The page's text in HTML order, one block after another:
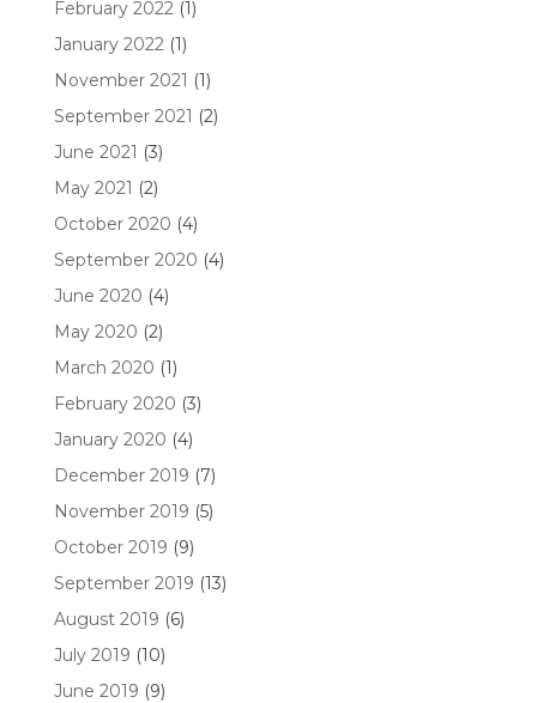
February 2022(1)
January 2022(1)
November 2021 (1)
September 2021 (2)
June 2021 (3)
May 2021 (2)
October 2020 (4)
September 2020 (4)
June 2020 (4)
May 2020 (2)
March 2020 (1)
February 2020 (3)
January 2020 (4)
December 2019 (7)
November 2019 (5)
October 2019 (9)
September 2019 (13)
August 2019 (6)
July 2019 (10)
June 2019 (9)